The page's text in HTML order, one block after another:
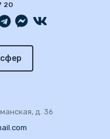
20
д. 36